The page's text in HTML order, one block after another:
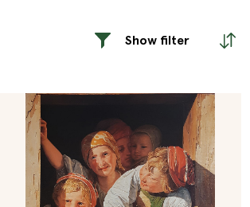
Show filter